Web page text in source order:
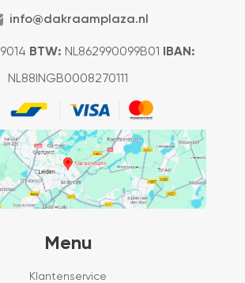
info@dakraamplaza.nl
BTW: NL862990099B01 IBAN:
NL88INGB0008270111
Menu
Klantenservice